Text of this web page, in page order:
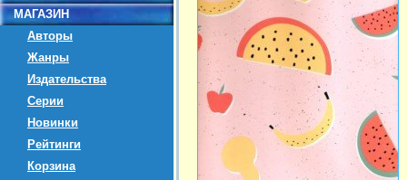
МАГАЗИН
Авторы
Жанры
Издательства
Серии
Новинки
Рейтинги
Корзина